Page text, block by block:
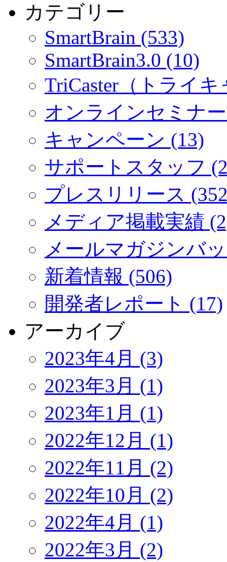
カテゴリー
SmartBrain (533)
SmartBrain3.0 (10)
TriCaster（トライ
オンラインセミナ
キャンペーン (13)
サポートスタッフ
プレスリリース
メディア掲載実績
メールマガジンバ
新着情報 (506)
開発者レポート (17)
アーカイブ
2023年4月 (3)
2023年3月 (1)
2023年1月 (1)
2022年12月 (1)
2022年11月 (2)
2022年10月 (2)
2022年4月 (1)
2022年3月 (2)